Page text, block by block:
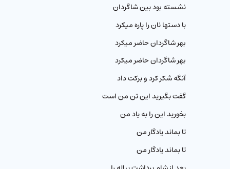
نشسته بود بین شاگردان
با دستها نان را پاره میکرد
بهر شاگردان حاضر میکرد
بهر شاگردان حاضر میکرد
آنگه شکر کرد و برکت داد
گفت بگیرید این تن من است
بخورید این را به یاد من
تا بماند یادگار من
تا بماند یادگار من